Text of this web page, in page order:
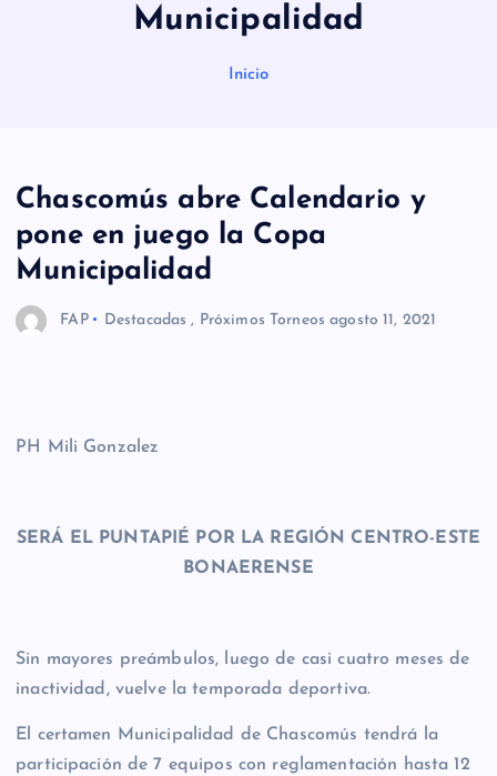
Municipalidad
Inicio
Chascomús abre Calendario y
pone en juego la Copa
Municipalidad
FAP Destacadas , Próximos Torneos agosto 11, 2021
PH Mili Gonzalez
SERÁ EL PUNTAPIÉ POR LA REGIÓN CENTRO-ESTE
BONAERENSE
Sin mayores preámbulos, luego de casi cuatro meses de
inactividad, vuelve la temporada deportiva.
El certamen Municipalidad de Chascomús tendrá la
participación de 7 equipos con reglamentación hasta 12